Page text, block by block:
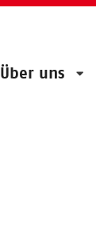
Über uns